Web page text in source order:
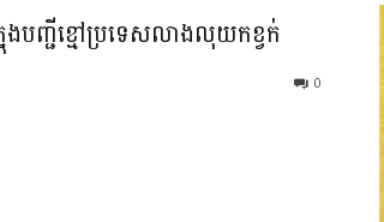
បញ្ជីខ្មៅ​ប្រទេស​លាងលុយ​កខ្វក់​
0